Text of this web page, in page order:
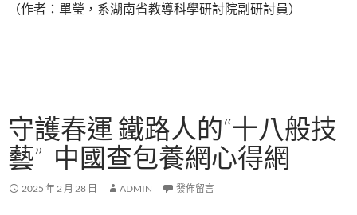
（作者：單瑩，系湖南省教導科學研討院副研討員）
守護春運 鐵路人的“十八般技
藝”_中國查包養網心得網
2025 年 2 月 28 日 ADMIN 發佈留言